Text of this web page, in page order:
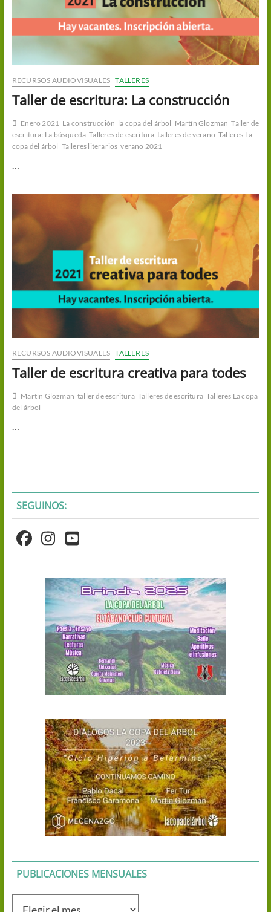
RECURSOS AUDIOVISUALES TALLERES
Taller de escritura: La construcción
Enero 2021 La construcción la copa del árbol Martín Glozman Taller de
escritura: La búsqueda Talleres de escritura talleres de verano Talleres La
copa del árbol Talleres literarios verano 2021
RECURSOS AUDIOVISUALES TALLERES
Taller de escritura creativa para todes
Martín Glozman taller de escritura Talleres de escritura Talleres La copa
del árbol
…
SEGUINOS:
PUBLICACIONES MENSUALES